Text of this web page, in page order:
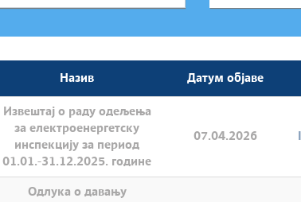
Назив Датум објаве
Извештај о раду одељења
за електроенергетску
инспекцију за период
01.01.-31.12.2025. године
07.04.2026
Одлука о давању